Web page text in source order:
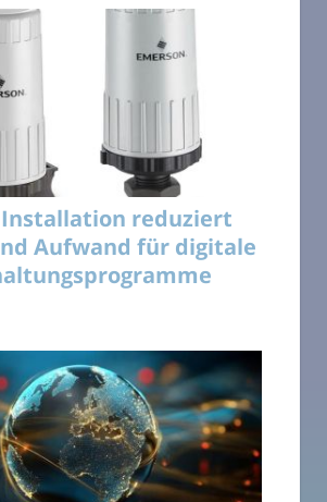
Installation reduziert
Aufwand für digitale